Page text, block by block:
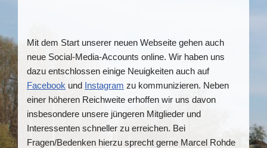
Mit dem Start unserer neuen Webseite gehen auch
neue Social-Media-Accounts online. Wir haben uns
dazu entschlossen einige Neuigkeiten auch auf
Facebook und Instagram zu kommunizieren. Neben
einer höheren Reichweite erhoffen wir uns davon
insbesondere unsere jüngeren Mitglieder und
Interessenten schneller zu erreichen. Bei
Fragen/Bedenken hierzu sprecht gerne Marcel Rohde